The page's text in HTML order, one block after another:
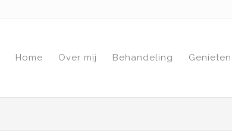
Home Over mij Behandeling Genieten